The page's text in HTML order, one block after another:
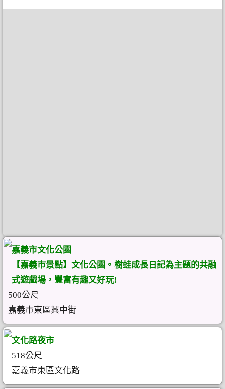
嘉義市文化公園
【嘉義市景點】文化公園。樹蛙成長日記為主題的共融
式遊戲場，豐富有趣又好玩!
500公尺
嘉義市東區興中街
文化路夜市
518公尺
嘉義市東區文化路